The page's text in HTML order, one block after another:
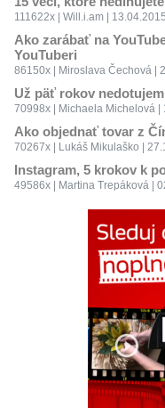
111622x | Will.i.am |
Ako zarábať na
YouTuberi
86150x | Miroslava Čechová |
Už päť rokov
70998x | Michaela Michelová |
Ako objednať tovar z
70267x | Lukáš Mikulaško |
Instagram, 5 krokov k
49586x | Martina Trepáková |